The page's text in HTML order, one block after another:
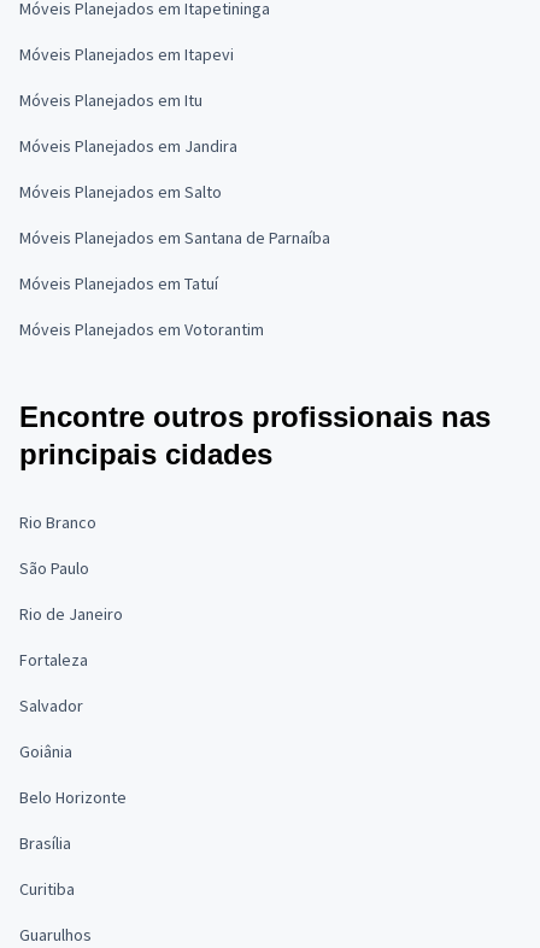
Móveis Planejados em Itapetininga
Móveis Planejados em Itapevi
Móveis Planejados em Itu
Móveis Planejados em Jandira
Móveis Planejados em Salto
Móveis Planejados em Santana de Parnaíba
Móveis Planejados em Tatuí
Móveis Planejados em Votorantim
Encontre outros profissionais nas
principais cidades
Rio Branco
São Paulo
Rio de Janeiro
Fortaleza
Salvador
Goiânia
Belo Horizonte
Brasília
Curitiba
Guarulhos